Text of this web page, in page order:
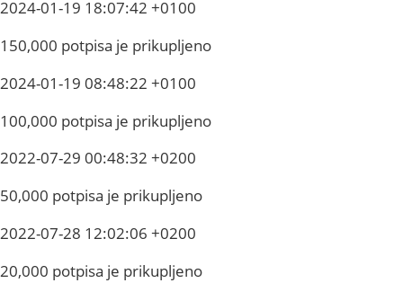
2024-01-19 18:07:42 +0100
150,000 potpisa je prikupljeno
2024-01-19 08:48:22 +0100
100,000 potpisa je prikupljeno
2022-07-29 00:48:32 +0200
50,000 potpisa je prikupljeno
2022-07-28 12:02:06 +0200
20,000 potpisa je prikupljeno